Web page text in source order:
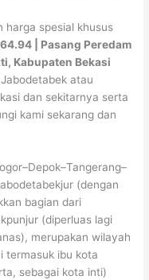
harga spesial khusus
| Pasang Peredam
Kabupaten Bekasi
atau
dan sekitarnya serta
kami sekarang dan
(dengan
bagian dari
(diperluas lagi
merupakan wilayah
termasuk ibu kota
sebagai kota inti)